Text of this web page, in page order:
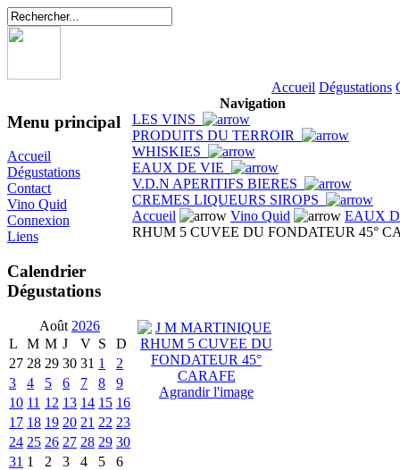
Accueil Dégustations
Menu principal
Accueil
Dégustations
Contact
Vino Quid
Connexion
Liens
Calendrier
Dégustations
Août 2026
L
M M J V S
D
27 28 29 30 31 1
2
3
4 5 6 7 8
9
10 11 12 13 14 15 16
17 18 19 20 21 22 23
24 25 26 27 28 29 30
31 1 2 3 4 5 6
Navigation
LES VINS
PRODUITS DU TERROIR
WHISKIES
EAUX DE VIE
V.D.N APERITIFS BIERES
CREMES LIQUEURS SIROPS
Accueil
Vino Quid
EAUX
RHUM 5 CUVEE DU FONDATEUR 45°
Agrandir l'image